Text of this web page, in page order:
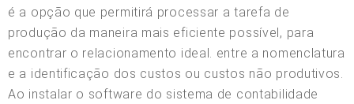
é a opção que permitirá processar a tarefa de
produção da maneira mais eficiente possível, para
encontrar o relacionamento ideal. entre a nomenclatura
e a identificação dos custos ou custos não produtivos.
Ao instalar o software do sistema de contabilidade